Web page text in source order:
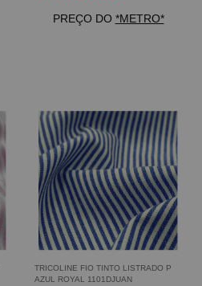
PREÇO DO *METRO*
TRICOLINE FIO TINTO LISTRADO P
AZUL ROYAL 1101DJUAN